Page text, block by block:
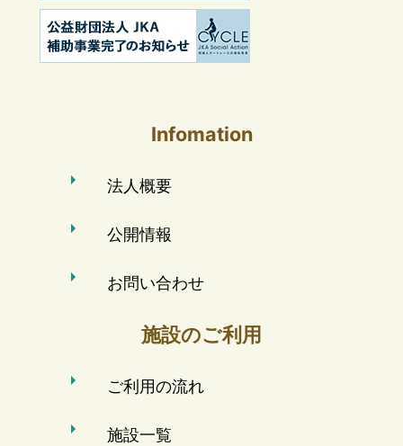
Infomation
法人概要
公開情報
お問い合わせ
施設のご利用
ご利用の流れ
施設一覧